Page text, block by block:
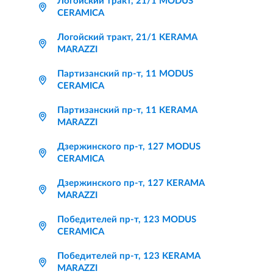
CERAMICA
Логойский тракт, 21/1 KERAMA
MARAZZI
Партизанский пр-т, 11 MODUS
CERAMICA
Партизанский пр-т, 11 KERAMA
MARAZZI
Дзержинского пр-т, 127 MODUS
CERAMICA
Дзержинского пр-т, 127 KERAMA
MARAZZI
Победителей пр-т, 123 MODUS
CERAMICA
Победителей пр-т, 123 KERAMA
MARAZZI